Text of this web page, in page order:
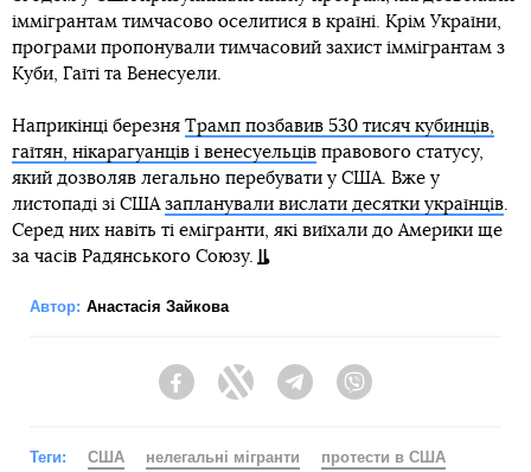
іммігрантам тимчасово оселитися в країні. Крім України,
програми пропонували тимчасовий захист іммігрантам з
Куби, Гаїті та Венесуели.
Наприкінці березня Трамп позбавив 530 тисяч кубинців,
гаїтян, нікарагуанців і венесуельців правового статусу,
який дозволяв легально перебувати у США. Вже у
листопаді зі США запланували вислати десятки українців
Серед них навіть ті емігранти, які виїхали до Америки ще
за часів Радянського Союзу.
Автор: Анастасія Зайкова
FacebookTwitter Telegram
Теги: США нелегальні мігранти
протести в США